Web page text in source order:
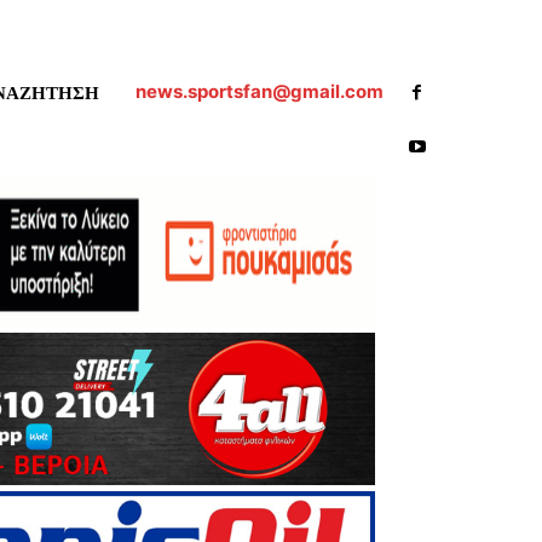
news.sportsfan@gmail.com